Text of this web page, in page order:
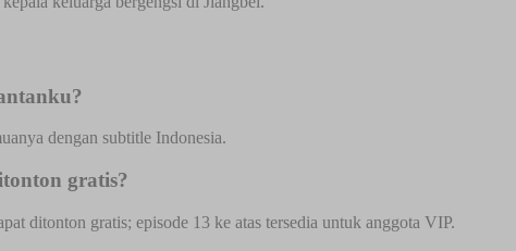
dengan subtitle Indonesia.
gratis?
ditonton gratis; episode 13 ke atas tersedia untuk anggota VIP.